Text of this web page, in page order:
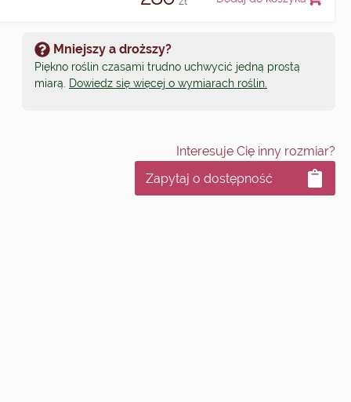
Mniejszy a droższy?
Piękno roślin czasami trudno uchwycić jedną prostą
miarą.
Dowiedz się więcej o wymiarach roślin.
Interesuje Cię inny rozmiar?
Zapytaj o dostępność